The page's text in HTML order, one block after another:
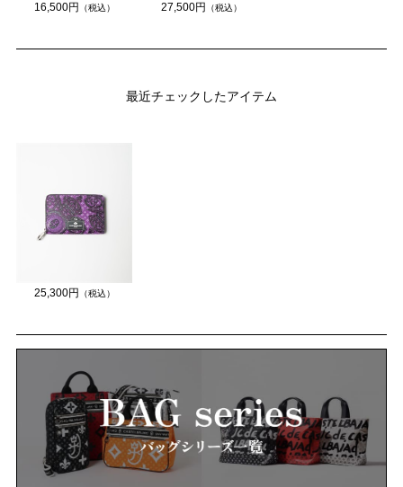
16,500円 （税込） 27,500円 （税込）
最近チェックしたアイテム
25,300円 （税込）